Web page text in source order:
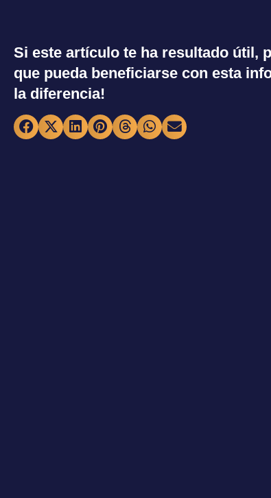
Si este artículo te ha resultado útil,
que pueda beneficiarse con esta
la diferencia!